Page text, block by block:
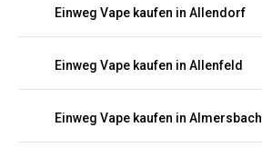
Einweg Vape kaufen in Allendorf
Einweg Vape kaufen in Allenfeld
Einweg Vape kaufen in Almersbach